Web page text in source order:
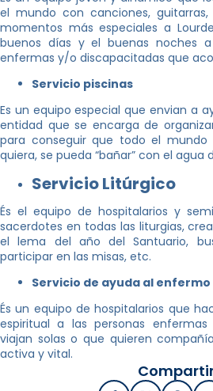
el mundo con canciones,
momentos más especiales a
buenos días y el buenas noches
enfermas y/o discapacitadas que
Servicio piscinas
Es un equipo especial que envian a
entidad que se encarga de
para conseguir que todo el
quiera, se pueda “bañar” con el agua
Servicio Litúrgico
És el equipo de hospitalarios y
sacerdotes en todas las liturgias,
el lema del año del Santuario,
participar en las misas, etc.
Servicio de ayuda al
És un equipo de hospitalarios que
espiritual a las personas
viajan solas o que quieren
activa y vital.